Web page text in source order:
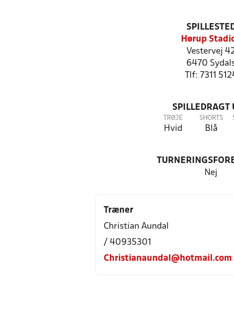
Hørup
Vestervej
6470
Tlf: 7311
SPILLEDRAGT
TRØJE
Hvid
SHORTS
Blå
Nej
Træner
Christian Aundal
/ 40935301
Christianaundal@hotmail.com